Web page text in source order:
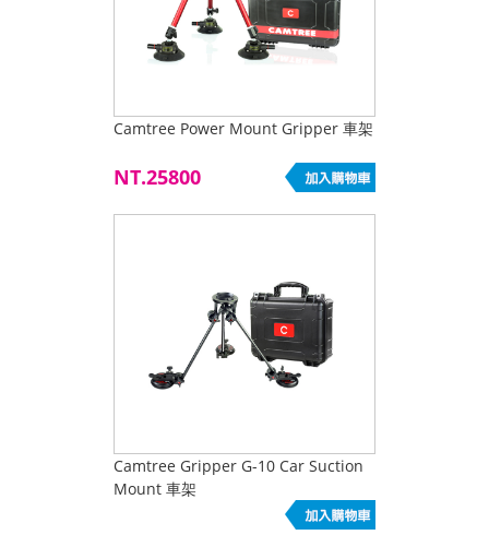
Camtree Power Mount Gripper 車架
NT.25800
Camtree Gripper G-10 Car Suction
Mount 車架